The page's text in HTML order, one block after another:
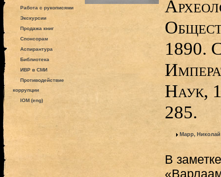
Работа с рукописями
Экскурсии
Продажа книг
Спонсорам
Аспирантура
Библиотека
ИВР в СМИ
Противодействие
коррупции
IOM (eng)
1890.
Наук,
285.
Марр,
В